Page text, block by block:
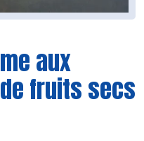
aux
fruits secs